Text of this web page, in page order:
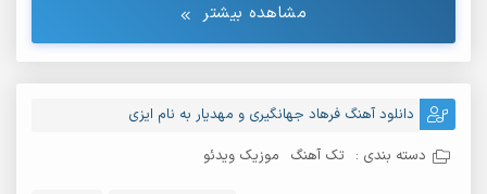
مشاهده بیشتر
دانلود آهنگ فرهاد جهانگیری و مهدیار به نام ایزی
دسته بندی : تک آهنگ موزیک ویدئو